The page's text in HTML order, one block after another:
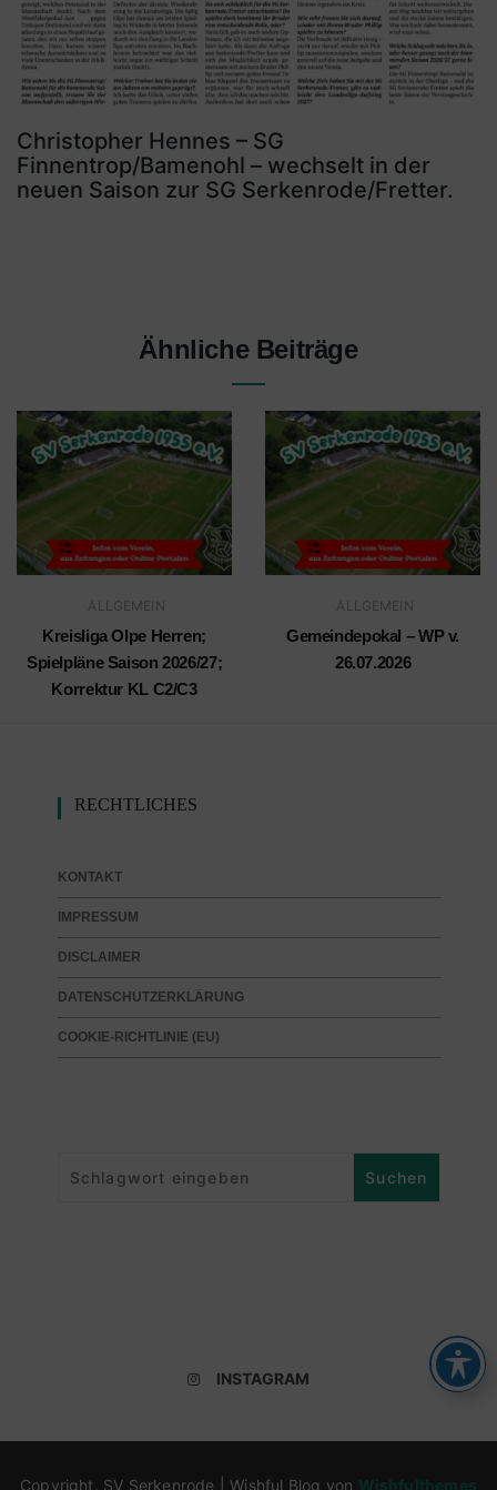
Christopher Hennes – SG
Finnentrop/Bamenohl – wechselt in der
neuen Saison zur SG Serkenrode/Fretter.
Ähnliche Beiträge
ALLGEMEIN
Kreisliga Olpe Herren;
Spielpläne Saison 2026/27;
Korrektur KL C2/C3
ALLGEMEIN
Gemeindepokal – WP v.
26.07.2026
RECHTLICHES
KONTAKT
IMPRESSUM
DISCLAIMER
DATENSCHUTZERKLÄRUNG
COOKIE-RICHTLINIE (EU)
INSTAGRAM
Copyright. SV Serkenrode | Wishful Blog von Wishfulthemes